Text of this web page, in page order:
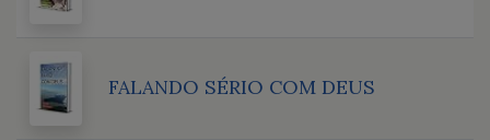
FALANDO SÉRIO COM DEUS